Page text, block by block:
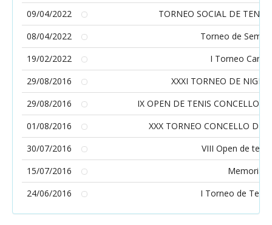
09/04/2022
TORNEO SOCIAL DE
08/04/2022
Torneo de
19/02/2022
I Torneo
29/08/2016
XXXI TORNEO DE
29/08/2016
IX OPEN DE TENIS CONCELLO
01/08/2016
XXX TORNEO CONCELLO DE
30/07/2016
VIII Open de
15/07/2016
Memorial
24/06/2016
I Torneo de